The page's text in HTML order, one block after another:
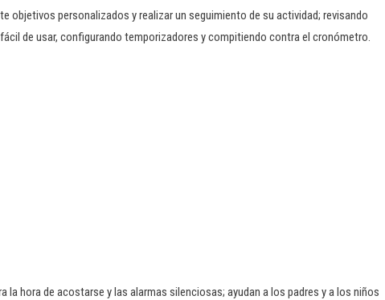
objetivos personalizados y realizar un seguimiento de su actividad; revisando
de usar, configurando temporizadores y compitiendo contra el cronómetro.
la hora de acostarse y las alarmas silenciosas; ayudan a los padres y a los niños